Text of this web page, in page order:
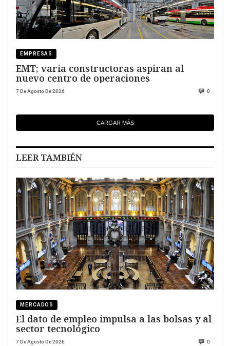
EMPRESAS
EMT; varia constructoras aspiran al
nuevo centro de operaciones
7 De Agosto De 2026 0
CARGAR MÁS
LEER TAMBIÉN
MERCADOS
El dato de empleo impulsa a las bolsas y al
sector tecnológico
7 De Agosto De 2026 0